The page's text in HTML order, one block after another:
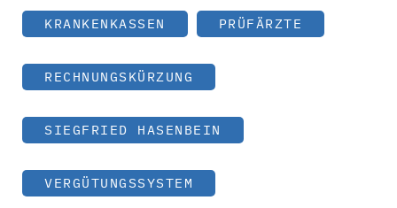
KRANKENKASSEN PRÜFÄRZTE
RECHNUNGSKÜRZUNG
SIEGFRIED HASENBEIN
VERGÜTUNGSSYSTEM